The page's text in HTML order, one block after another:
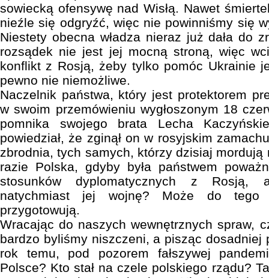
sowiecką ofensywę nad Wisłą. Nawet
nieźle się odgryźć, więc nie powinniśmy się
Niestety obecna władza nieraz już dała do
rozsądek nie jest jej mocną stroną, więc
konflikt z Rosją, żeby tylko pomóc Ukrainie
pewno nie niemożliwe.
Naczelnik państwa, który jest protektorem
w swoim przemówieniu wygłoszonym 18
pomnika swojego brata Lecha
powiedział, że zginął on w rosyjskim
zbrodnia, tych samych, którzy dzisiaj mordują
razie Polska, gdyby była państwem
stosunków dyplomatycznych z Rosją,
natychmiast jej wojnę? Może do tego
przygotowują.
Wracając do naszych wewnętrznych spraw,
bardzo byliśmy niszczeni, a pisząc dosadniej
rok temu, pod pozorem fałszywej
Polsce? Kto stał na czele polskiego rządu?